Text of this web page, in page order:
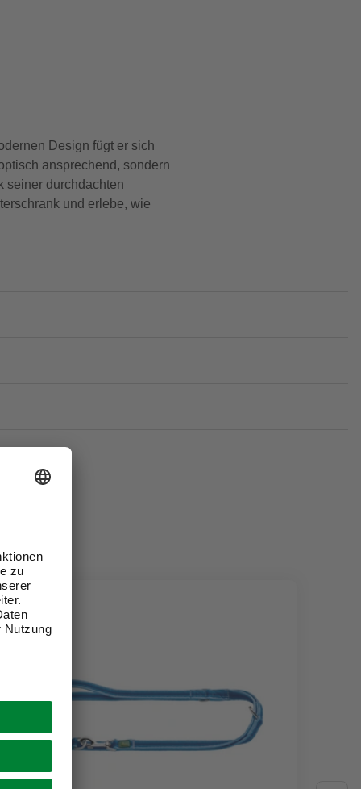
Design fügt er sich
ansprechend, sondern
seiner durchdachten
und erlebe, wie